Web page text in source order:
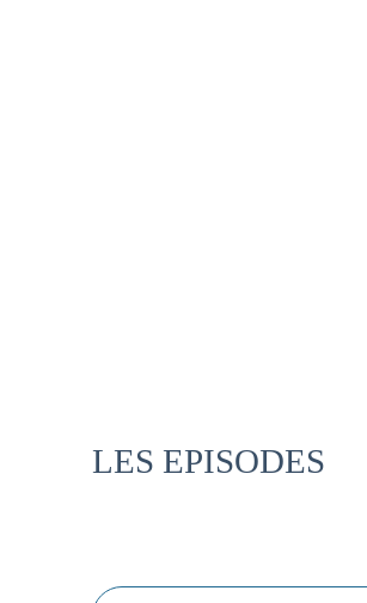
LES EPISODES